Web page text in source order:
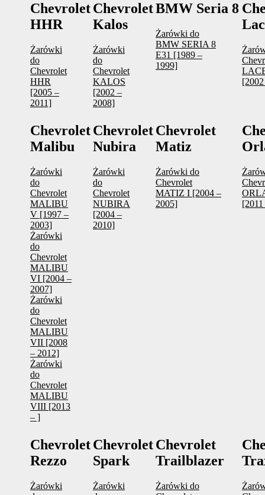
Chevrolet
HHR
Żarówki
do
Chevrolet
HHR
[2005 –
2011]
Chevrolet
Kalos
Żarówki
do
Chevrolet
KALOS
[2002 –
2008]
BMW Seria 8
Żarówki do
BMW SERIA 8
E31 [1989 –
1999]
Chevrolet
Malibu
Żarówki
do
Chevrolet
MALIBU
V [1997 –
2003]
Żarówki
do
Chevrolet
MALIBU
VI [2004 –
2007]
Żarówki
do
Chevrolet
MALIBU
VII [2008
– 2012]
Żarówki
do
Chevrolet
MALIBU
VIII [2013
– ]
Chevrolet
Nubira
Żarówki
do
Chevrolet
NUBIRA
[2004 –
2010]
Chevrolet
Matiz
Żarówki do
Chevrolet
MATIZ I [2004 –
2005]
Chevrolet
Rezzo
Żarówki
Chevrolet
Spark
Żarówki
Chevrolet
Trailblazer
Żarówki do